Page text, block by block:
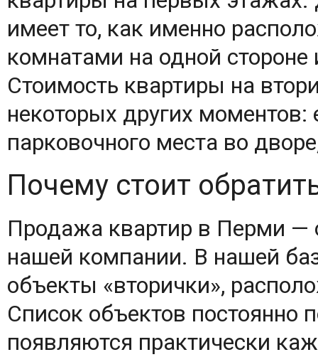
имеет то, как именно
комнатами на одной
Стоимость квартиры на
некоторых других моментов:
парковочного места во
Почему стоит
Продажа квартир в Перми —
нашей компании. В нашей
объекты «вторички»,
Список объектов постоянно
появляются практически